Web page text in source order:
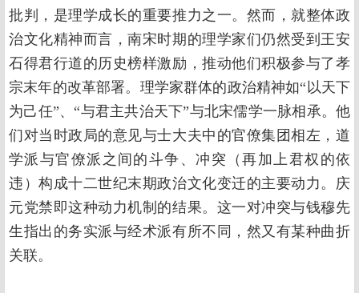
批判，是理学成长的重要推力之一。然而，就整体政
治文化精神而言，南宋时期的理学家们仍然受到王安
石得君行道的历史榜样激励，推动他们积极参与了孝
宗末年的改革部署。理学家群体的政治精神如“以天下
为己任”、“与君主共治天下”与北宋儒学一脉相承。他
们对当时政局的意见与士大夫中的官僚集团相左，道
学派与官僚派之间的斗争、冲突（再加上君权的依
违）构成十二世纪末期政治文化变迁的主要动力。庆
元党禁即这种动力机制的结果。这一对冲突与钱穆先
生指出的务实派与经术派有所不同，然又有某种曲折
关联。